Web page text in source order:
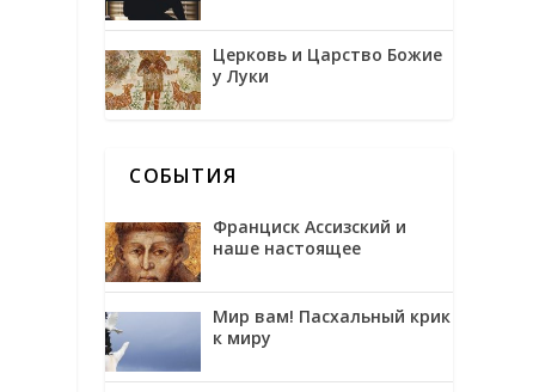
Церковь и Царство Божие
у Луки
СОБЫТИЯ
Франциск Ассизский и
наше настоящее
Мир вам! Пасхальный крик
к миру